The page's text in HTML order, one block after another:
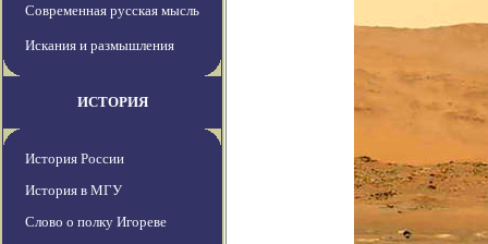
Современная русская мысль
Искания и размышления
ИСТОРИЯ
История России
История в МГУ
Слово о полку Игореве